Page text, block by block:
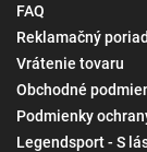
FAQ
Reklamačný
Vrátenie tovaru
Obchodné
Podmienky
Legendsport - S